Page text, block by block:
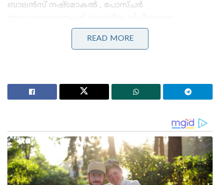
ബാലൻസ് നഷ്ടമാകൽ , പോസ്ചർ
ലക്ഷണങ്ങൾ ആയിരുന്നു അലക്സ്
പ്രകടിപ്പിച്ചിരുന്നത്. കുട്ടിയുടെ യഥാർത്ഥ പ്രശ്നം
സംശയങ്ങൾ ചോദിച്ചു. അലക്സിന്റെ എംആർഐ
സ്കാൻ റിപ്പോർട്ടും കോട്നി ചാറ്റ്ജിപിറ്റിയ്ക്ക്
Stories you may like
ഒറ്റുകാരെയും വഞ്ചകരെയും കാണാൻ സമയമുണ്ട്,
പ്രതിഷേധിക്കുന്ന ചെറുപ്പക്കാരെ കാണാൻ സമയമില്ല ;
പ്രധാനമന്ത്രിക്കെതിരെ ഉദ്ദവ് താക്കറെ
READ MORE